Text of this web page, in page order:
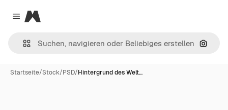
Close menu
Magnific
Nach
Startseite/Stock/PSD/Hintergrund des Welt…